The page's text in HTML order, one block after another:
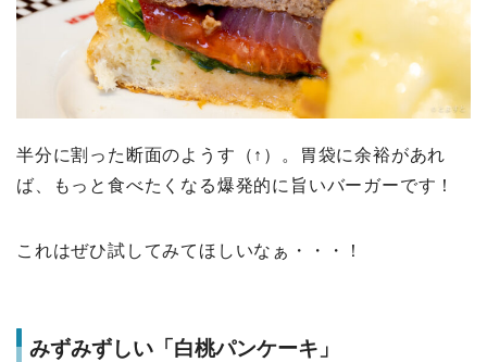
半分に割った断面のようす（↑）。胃袋に余裕があれ
ば、もっと食べたくなる爆発的に旨いバーガーです！
これはぜひ試してみてほしいなぁ・・・！
みずみずしい「白桃パンケーキ」